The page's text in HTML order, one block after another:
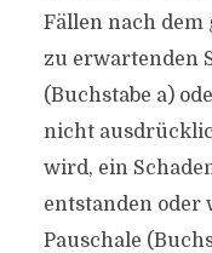
Fällen nach dem
zu erwartenden
(Buchstabe a)
nicht
wird, ein
entstanden oder
Pauschale